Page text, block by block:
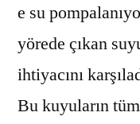
e su
yörede çıkan
ihtiyacını
Bu kuyuların